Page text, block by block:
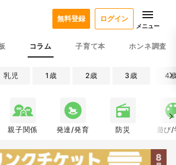
コラム 子育て本 ホンネ調査
無料登録 ログイン
メニュー
乳児 1歳 2歳 3歳 4
親子関係 発達/発育 防災 遊び/